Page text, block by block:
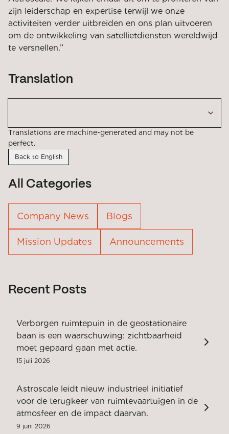
zijn leiderschap en expertise terwijl we onze
activiteiten verder uitbreiden en ons plan uitvoeren
om de ontwikkeling van satellietdiensten wereldwijd
te versnellen.”
Translation
Translations are machine-generated and may not be
perfect.
Back to English
All Categories
Company News Blogs
Mission Updates Announcements
Recent Posts
Verborgen ruimtepuin in de geostationaire
baan is een waarschuwing: zichtbaarheid
moet gepaard gaan met actie.
15 juli 2026
Astroscale leidt nieuw industrieel initiatief
voor de terugkeer van ruimtevaartuigen in de
atmosfeer en de impact daarvan.
9 juni 2026